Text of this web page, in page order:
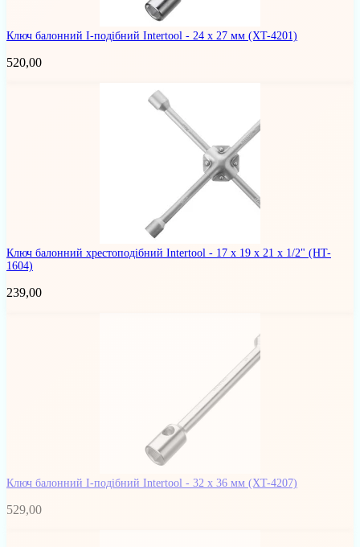
Ключ балонний I-подібний Intertool - 24 х 27 мм (XT-4201)
520,00
Ключ балонний хрестоподібний Intertool - 17 х 19 х 21 х 1/2" (HT-
1604)
239,00
Ключ балонний I-подібний Intertool - 32 х 36 мм (XT-4207)
529,00